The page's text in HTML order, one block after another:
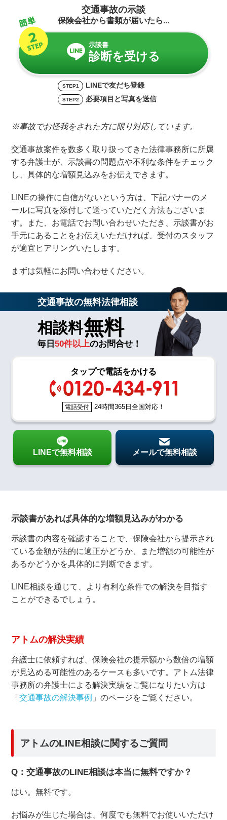
交通事故の示談
保険会社から書類が届いたら...
示談書
診断を受ける
STEP1 LINEで友だち登録
STEP2 必要項目と写真を送信
※事故でお怪我をされた方に限り対応しています。
交通事故案件を数多く取り扱ってきた法律事務所に所属
する弁護士が、示談書の問題点や不利な条件をチェック
し、具体的な増額見込みをお伝えできます。
LINEの操作に自信がないという方は、下記バナーのメ
ールに写真を添付して送っていただく方法もございま
す。また、お電話でお問い合わせいただき、示談書がお
手元にあることをお伝えいただければ、受付のスタッフ
が適宜ヒアリングいたします。
まずは気軽にお問い合わせください。
交通事故の無料法律相談
相談料無料
毎日 50件以上のお問合せ！
タップで電話をかける
電話受付 24時間365日全国対応！
LINEで無料相談 メールで無料相談
示談書があれば具体的な増額見込みがわかる
示談書の内容を確認することで、保険会社から提示され
ている金額が法的に適正かどうか、また増額の可能性が
あるかどうかを具体的に判断できます。
LINE相談を通じて、より有利な条件での解決を目指す
ことができるでしょう。
アトムの解決実績
弁護士に依頼すれば、保険会社の提示額から数倍の増額
が見込める可能性のあるケースも多いです。アトム法律
事務所の弁護士による解決実績をご覧になりたい方は
「交通事故の解決事例 」のページをご覧ください。
アトムのLINE相談に関するご質問
Q：交通事故のLINE相談は本当に無料ですか？
はい。無料です。
お悩みが生じた場合は、何度でも無料でお使いいただけ